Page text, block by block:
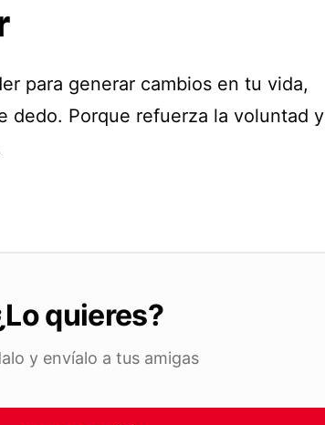
para generar cambios en tu vida,
dedo. Porque refuerza la voluntad y
quieres?
y envíalo a tus amigas